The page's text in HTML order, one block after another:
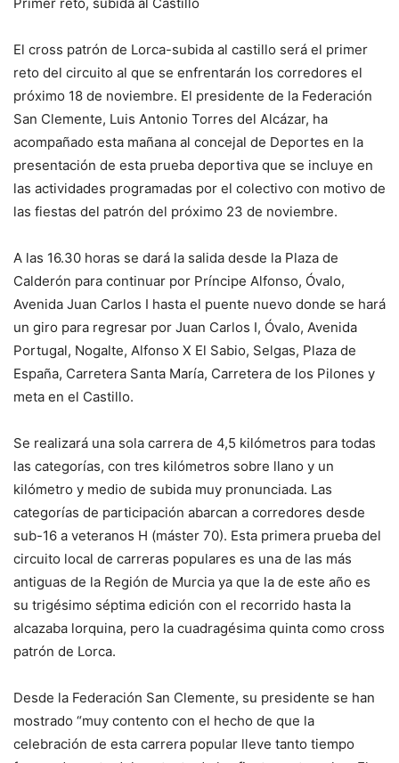
El cross patrón de Lorca-subida al castillo será el primer
reto del circuito al que se enfrentarán los corredores el
próximo 18 de noviembre. El presidente de la Federación
San Clemente, Luis Antonio Torres del Alcázar, ha
acompañado esta mañana al concejal de Deportes en la
presentación de esta prueba deportiva que se incluye en
las actividades programadas por el colectivo con motivo de
las fiestas del patrón del próximo 23 de noviembre.
A las 16.30 horas se dará la salida desde la Plaza de
Calderón para continuar por Príncipe Alfonso, Óvalo,
Avenida Juan Carlos I hasta el puente nuevo donde se hará
un giro para regresar por Juan Carlos I, Óvalo, Avenida
Portugal, Nogalte, Alfonso X El Sabio, Selgas, Plaza de
España, Carretera Santa María, Carretera de los Pilones y
meta en el Castillo.
Se realizará una sola carrera de 4,5 kilómetros para todas
las categorías, con tres kilómetros sobre llano y un
kilómetro y medio de subida muy pronunciada. Las
categorías de participación abarcan a corredores desde
sub-16 a veteranos H (máster 70). Esta primera prueba del
circuito local de carreras populares es una de las más
antiguas de la Región de Murcia ya que la de este año es
su trigésimo séptima edición con el recorrido hasta la
alcazaba lorquina, pero la cuadragésima quinta como cross
patrón de Lorca.
Desde la Federación San Clemente, su presidente se han
mostrado “muy contento con el hecho de que la
celebración de esta carrera popular lleve tanto tiempo